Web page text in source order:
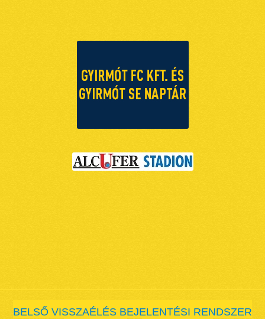
BELSŐ VISSZAÉLÉS BEJELENTÉSI RENDSZER